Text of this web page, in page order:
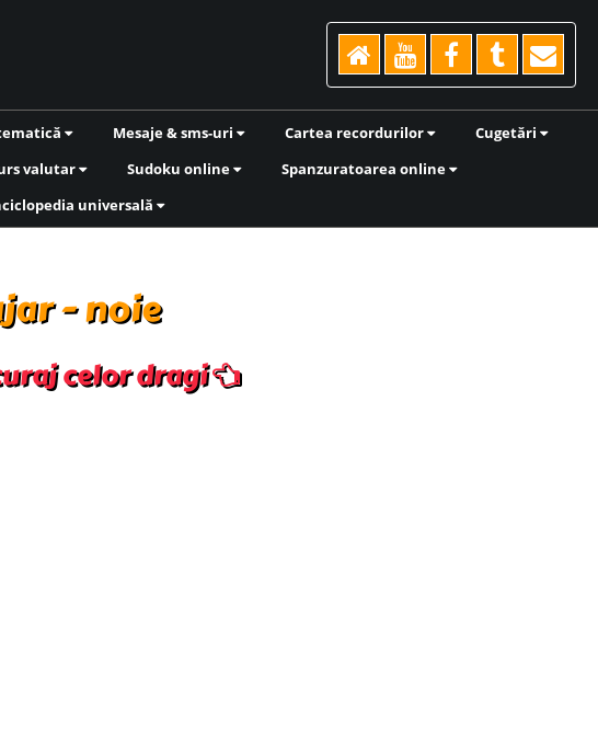
Mesaje & sms-uri Cartea recordurilor
Cugetări
valutar Sudoku online
Spanzuratoarea online
universală
- noie
celor dragi